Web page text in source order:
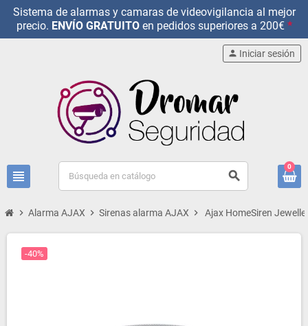
Sistema de alarmas y camaras de videovigilancia al mejor
precio. ENVÍO GRATUITOen pedidos superiores a 200€*
view_headline search
person Iniciar sesión
0
chevron_right Alarma AJAX chevron_right Sirenas alarma AJAX chevron_right Ajax HomeSiren
-40%